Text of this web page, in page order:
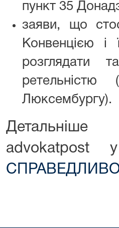
пункт 35
заяви, що
Конвенцією і
розглядати
Люксембургу).
Детальніше
advokatpost